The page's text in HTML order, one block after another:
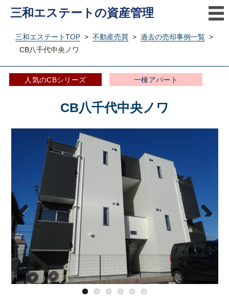
三和エステートの資産管理
三和エステートTOP > 不動産売買 > 過去の売却事例一覧 >
CB八千代中央ノワ
人気のCBシリーズ 一棟アパート
CB八千代中央ノワ
Previous Next